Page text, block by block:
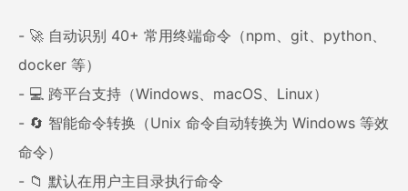
- 🚀 自动识别 40+ 常用终端命令（npm、git、python、
docker 等）
- 💻 跨平台支持（Windows、macOS、Linux）
- 🔄 智能命令转换（Unix 命令自动转换为 Windows 等效
命令）
- 📁 默认在用户主目录执行命令